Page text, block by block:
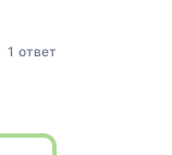
1 ответ